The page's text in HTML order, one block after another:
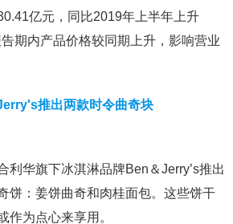
亿元，同比2019年上半年上升
期内产品价格较同期上升，影响营业
推出两款时令曲奇块
利华旗下冰淇淋品牌Ben＆Jerry’s推出
饼：姜饼曲奇和肉桂面包。这些饼干
作为点心来享用。